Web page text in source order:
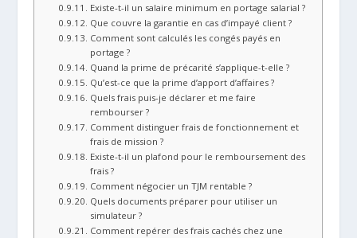
Existe-t-il un salaire minimum en portage salarial ?
Que couvre la garantie en cas d’impayé client ?
Comment sont calculés les congés payés en
portage ?
Quand la prime de précarité s’applique-t-elle ?
Qu’est-ce que la prime d’apport d’affaires ?
Quels frais puis-je déclarer et me faire
rembourser ?
Comment distinguer frais de fonctionnement et
frais de mission ?
Existe-t-il un plafond pour le remboursement des
frais ?
Comment négocier un TJM rentable ?
Quels documents préparer pour utiliser un
simulateur ?
Comment repérer des frais cachés chez une